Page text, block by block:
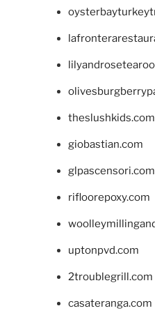
theslushkids.com
giobastian.com
glpascensori.com
rifloorepoxy.com
uptonpvd.com
2troublegrill.com
casateranga.com